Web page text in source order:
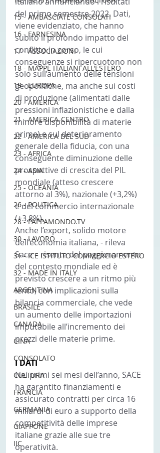
15 - AMBASCIATE CONSOLATI
16 - FARNESINA
17 - ASSOCIAZIONI
18 - MAPPE ITALIANI ALL'ESTERO
19 - EUROPA
20 - AMERICA
21 - AMERICA-CENTRO
22 - AMERICA DEL SUD
23 - AFRICA
24 - ASIA
25 - OCEANIA
26 - POLITICA
28 - PAPPAMONDO.TV
30 - LAVORO
31 - ICE ISTITUTO COMMERCIO ESTERO
32 - MADE IN ITALY
ARGENTINA
BRASILE
CANADA
CINA
CONSOLATO
CULTURA
FRANCIA
GERMANIA
GIAPPONE
IIC
del primo semestre 2022. Dati,
viene evidenziato, che hanno
subito il profondo impatto del
conflitto in corso, le cui
conseguenze si ripercuotono non
solo sull’aumento delle tensioni
geopolitiche, ma anche sui costi
di produzione (alimentati dalle
pressioni inflazionistiche e dalla
minore disponibilità di materie
prime) e sul deterioramento
generale della fiducia, con una
conseguente diminuzione delle
prospettive di crescita del PIL
mondiale (atteso crescere
attorno al 3%), nazionale (+3,2%)
e del commercio internazionale
(+3,8%).
Anche l’export, solido motore
dell’economia italiana, - rileva
Sace – risente del peggioramento
del contesto mondiale ed è
previsto crescere a un ritmo più
lento, con implicazioni sulla
bilancia commerciale, che vede
un aumento delle importazioni
imputabile all’incremento dei
prezzi delle materie prime.
I DATI
Nei primi sei mesi dell’anno, SACE
ha garantito finanziamenti e
assicurato contratti per circa 16
miliardi di euro a supporto della
competitività delle imprese
italiane grazie alle sue tre
operatività.